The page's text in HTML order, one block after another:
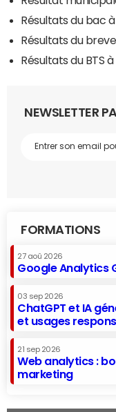
Résultats du bac
Résultats du
Résultats du BTS
NEWSLETTER
FORMATIONS
27 aoû 2026
Google Analytics
03 sep 2026
ChatGPT et IA
et usages
21 sep 2026
Web analytics :
marketing